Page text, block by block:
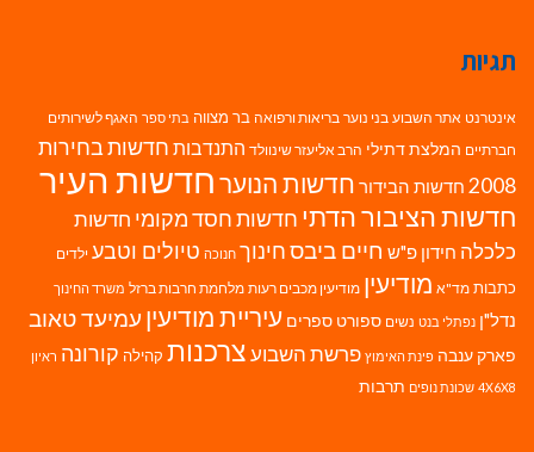
תגיות
אינטרנט אתר השבוע בני נוער בריאות ורפואה בר מצווה בתי ספר האגף לשירותים
חברתיים המלצת דתילי הרב אליעזר שינוולד התנדבות חדשות בחירות
2008 חדשות הבידור חדשות הנוערחדשות העיר
חדשות הציבור הדתי חדשות חסד מקומי חדשות
כלכלה חידון פ"ש חיים ביבסחינוך חנוכה טיולים וטבע ילדים
כתבות מד"א מודיעין מודיעין מכבים רעות מלחמת חרבות ברזל משרד החינוך
נדל"ן נפתלי בנט נשים ספורט ספרים עיריית מודיעין עמיעד טאוב
פארק ענבה פינת האימוץ פרשת השבועצרכנות קהילה קורונה ראיון
4X6X8 שכונת נופים תרבות